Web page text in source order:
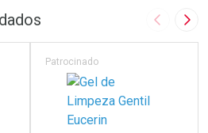
FECHAR
FECHAR
Por Menos
Imagem
Patrocinado